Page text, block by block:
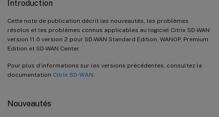
Introduction
Cette note de publication décrit les nouveautés, les problèmes
résolus et les problèmes connus applicables au logiciel Citrix SD-WAN
version 11.0 version 2 pour SD-WAN Standard Edition, WANOP, Premium
Edition et SD-WAN Center.
Pour plus d’informations sur les versions précédentes, consultez la
documentation Citrix SD-WAN
Nouveautés